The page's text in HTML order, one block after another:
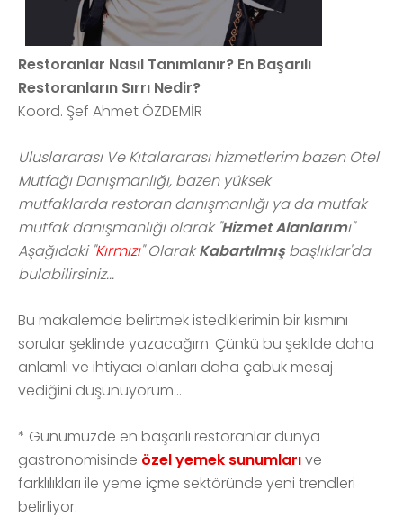
Restoranlar Nasıl Tanımlanır? En Başarılı
Restoranların Sırrı Nedir?
Koord. Şef Ahmet ÖZDEMİR
Uluslararası Ve Kıtalararası hizmetlerim bazen Otel
Mutfağı Danışmanlığı, bazen yüksek
mutfaklarda restoran danışmanlığı ya da mutfak
mutfak danışmanlığı olarak "Hizmet Alanlarımı"
Aşağıdaki "Kırmızı" OlarakKabartılmışbaşlıklar'da
bulabilirsiniz...
Bu makalemde belirtmek istediklerimin bir kısmını
sorular şeklinde yazacağım. Çünkü bu şekilde daha
anlamlı ve ihtiyacı olanları daha çabuk mesaj
vediğini düşünüyorum...
* Günümüzde en başarılı restoranlar dünya
gastronomisinde özel yemek sunumlarıve
farklılıkları ile yeme içme sektöründe yeni trendleri
belirliyor.